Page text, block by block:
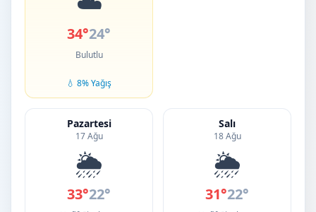
34°24°
Bulutlu
💧 8% Yağış
Pazartesi
17 Ağu
🌦️
33°22°
Salı
18 Ağu
🌦️
31°22°